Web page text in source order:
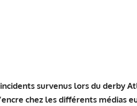
survenus lors du derby
chez les différents médias